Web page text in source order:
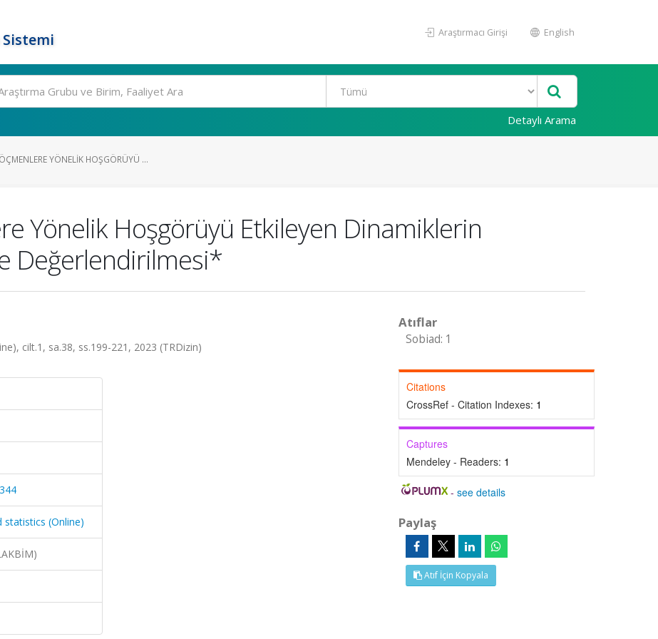
Araştırmacı Girişi English
Detaylı Arama
YÖNELIK HOŞGÖRÜYÜ ...
Yönelik Hoşgörüyü Etkileyen Dinamiklerin
Değerlendirilmesi*
cilt.1, sa.38, ss.199-221, 2023 (TRDizin)
(Online)
Atıflar
Sobiad: 1
Citations
CrossRef - Citation Indexes: 1
Captures
Mendeley - Readers: 1
-see details
Paylaş
Atıf İçin Kopyala